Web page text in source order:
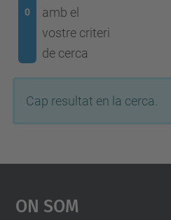
0
amb el
vostre criteri
de cerca
Cap resultat en la cerca.
On Som